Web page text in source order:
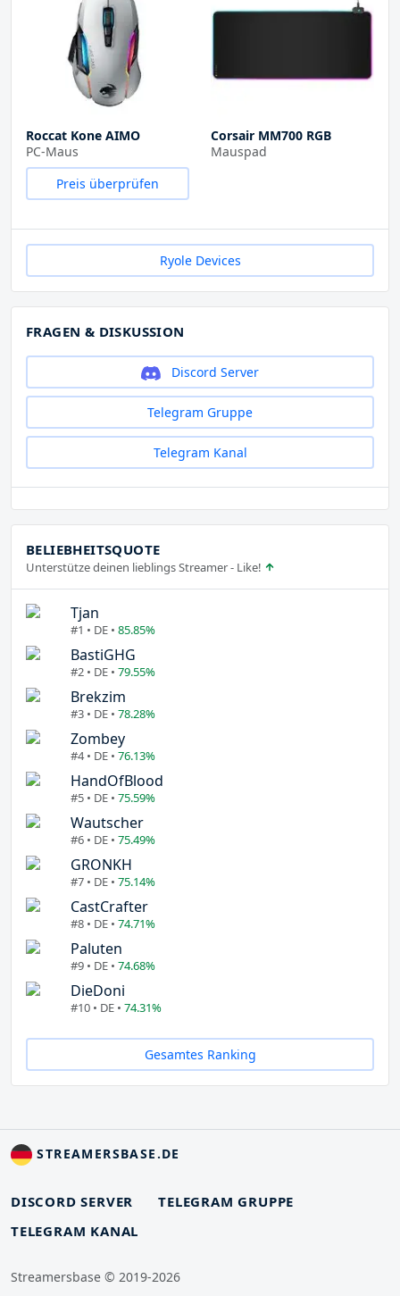
Roccat Kone AIMO
PC-Maus
Preis überprüfen
Corsair MM700 RGB
Mauspad
Ryole Devices
FRAGEN & DISKUSSION
Discord Server
Telegram Gruppe
Telegram Kanal
BELIEBHEITSQUOTE
Unterstütze deinen lieblings Streamer - Like!
Tjan
#1 • DE • 85.85%
BastiGHG
#2 • DE • 79.55%
Brekzim
#3 • DE • 78.28%
Zombey
#4 • DE • 76.13%
HandOfBlood
#5 • DE • 75.59%
Wautscher
#6 • DE • 75.49%
GRONKH
#7 • DE • 75.14%
CastCrafter
#8 • DE • 74.71%
Paluten
#9 • DE • 74.68%
DieDoni
#10 • DE • 74.31%
Gesamtes Ranking
STREAMERSBASE.DE
DISCORD SERVER
TELEGRAM GRUPPE
TELEGRAM KANAL
Streamersbase © 2019-2026